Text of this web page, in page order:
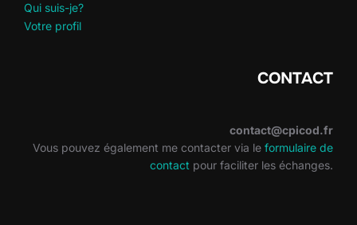
Qui suis-je?
Votre profil
CONTACT
contact@cpicod.fr
Vous pouvez également me contacter via le formulaire de
contact pour faciliter les échanges.